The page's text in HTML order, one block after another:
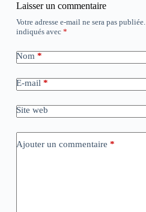
Laisser un commentaire
Votre adresse e-mail ne sera pas publiée.
indiqués avec *
Nom *
E-mail *
Site web
Ajouter un commentaire *